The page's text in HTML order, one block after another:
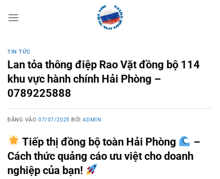
qua
TIN TỨC
Lan tỏa thông điệp Rao Vặt đồng bộ 114
khu vực hành chính Hải Phòng –
0789225888
ĐĂNG VÀO07/07/2025 BỞIADMIN
Tiếp thị đồng bộ toàn Hải Phòng
–
Cách thức quảng cáo ưu việt cho doanh
nghiệp của bạn!